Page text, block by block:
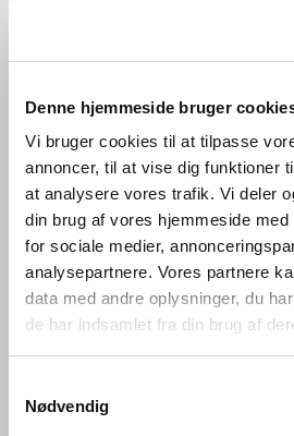
Denne hjemmeside bruger
Vi bruger cookies til at tilpasse
annoncer, til at vise dig funktioner
at analysere vores trafik. Vi deler
din brug af vores hjemmeside
for sociale medier,
analysepartnere. Vores partnere
data med andre oplysninger, du
de har indsamlet fra din brug af
Nødvendig